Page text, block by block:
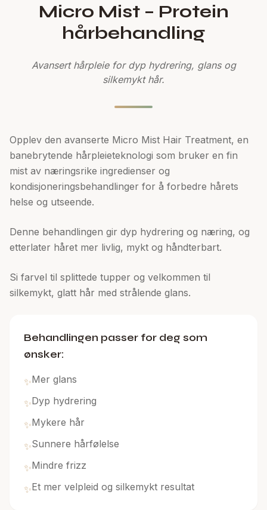
Micro Mist – Protein
hårbehandling
Avansert hårpleie for dyp hydrering, glans og
silkemykt hår.
Opplev den avanserte Micro Mist Hair Treatment, en
banebrytende hårpleieteknologi som bruker en fin
mist av næringsrike ingredienser og
kondisjoneringsbehandlinger for å forbedre hårets
helse og utseende.
Denne behandlingen gir dyp hydrering og næring, og
etterlater håret mer livlig, mykt og håndterbart.
Si farvel til splittede tupper og velkommen til
silkemykt, glatt hår med strålende glans.
Behandlingen passer for deg som
ønsker:
✨Mer glans
✨Dyp hydrering
✨Mykere hår
✨Sunnere hårfølelse
✨Mindre frizz
✨Et mer velpleid og silkemykt resultat